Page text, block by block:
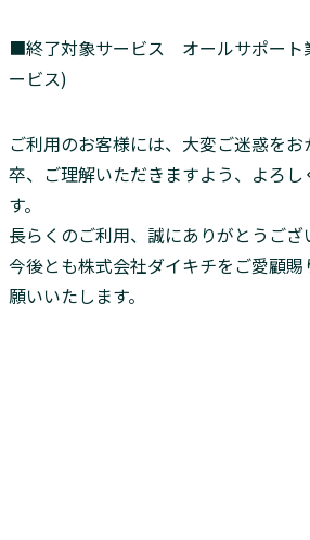
■終了対象サービス オールサポート
ービス)
ご利用のお客様には、大変ご迷惑を
卒、ご理解いただきますよう、よろ
す。
長らくのご利用、誠にありがとうござ
今後とも株式会社ダイキチをご愛顧
願いいたします。